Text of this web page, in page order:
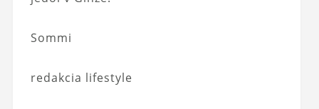
Sommi
redakcia lifestyle